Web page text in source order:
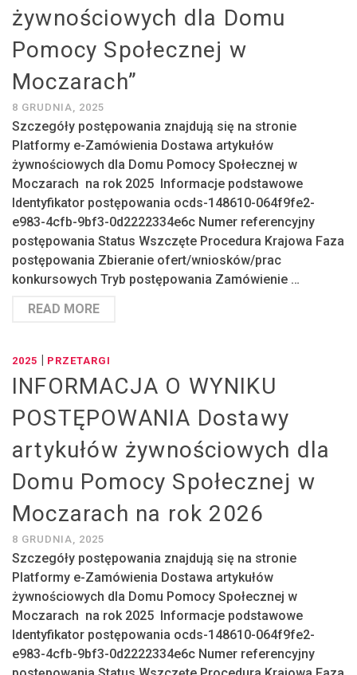
żywnościowych dla Domu
Pomocy Społecznej w
Moczarach”
8 GRUDNIA, 2025
Szczegóły postępowania znajdują się na stronie
Platformy e-Zamówienia Dostawa artykułów
żywnościowych dla Domu Pomocy Społecznej w
Moczarach na rok 2025 Informacje podstawowe
Identyfikator postępowania ocds-148610-064f9fe2-
e983-4cfb-9bf3-0d2222334e6c Numer referencyjny
postępowania Status Wszczęte Procedura Krajowa Faza
postępowania Zbieranie ofert/wniosków/prac
konkursowych Tryb postępowania Zamówienie …
READ MORE
2025 | PRZETARGI
INFORMACJA O WYNIKU
POSTĘPOWANIA Dostawy
artykułów żywnościowych dla
Domu Pomocy Społecznej w
Moczarach na rok 2026
8 GRUDNIA, 2025
Szczegóły postępowania znajdują się na stronie
Platformy e-Zamówienia Dostawa artykułów
żywnościowych dla Domu Pomocy Społecznej w
Moczarach na rok 2025 Informacje podstawowe
Identyfikator postępowania ocds-148610-064f9fe2-
e983-4cfb-9bf3-0d2222334e6c Numer referencyjny